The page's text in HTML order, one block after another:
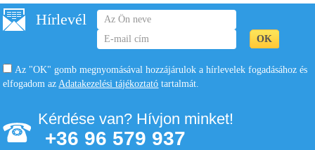
Hírlevél
Az "OK" gomb megnyomásával hozzájárulok a hírlevelek fogadásához és
elfogadom az Adatakezelési tájékoztató tartalmát.
Kérdése van? Hívjon minket!
+36 96 579 937